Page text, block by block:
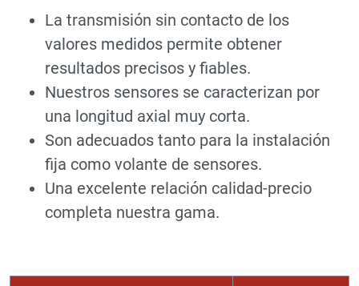
La transmisión sin contacto de los
valores medidos permite obtener
resultados precisos y fiables.
Nuestros sensores se caracterizan por
una longitud axial muy corta.
Son adecuados tanto para la instalación
fija como volante de sensores.
Una excelente relación calidad-precio
completa nuestra gama.